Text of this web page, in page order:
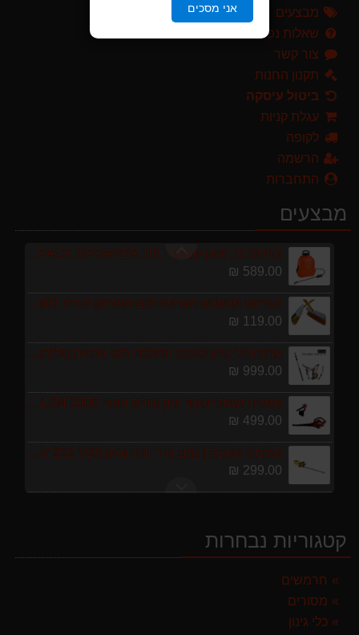
אני מסכים
מבצעים
שאלות נפוצות
צור קשר
תקנון החנות
ביטול עיסקה
עגלת קניות
לקופה
הרשמה
התחברות
מבצעים
119.00 ₪
999.00 ₪
499.00 ₪
299.00 ₪
179.00 ₪
מרסס גב נטען שטוקר STOCKER BACKPACK SPRAYER 10L איטליה
589.00 ₪
מגרטא מטאטא מגרפה דגם האדסון מבית GARLAND ספרד
119.00 ₪
ערכת כלי גינון לגובה הכוללת מוט גבהים טלסקופי 5 מטר, מסור, תוכי ומספרי גבהים גדר חי גרלנד GARLAND באנדל האדסון
999.00 ₪
מפוח חשמלי נושף יונק וגורס הארי HARRY LSN 2900
499.00 ₪
מגזמת נטענת | גוזם גדר חיה נטען GARLAND SET KEEPER 20V 252-V23 גוף בלבד
299.00 ₪
קטגוריות נבחרות
חרמשים
מסורים
כלי גינון